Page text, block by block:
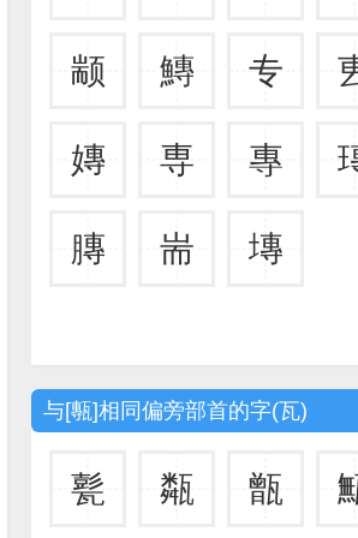
颛 鱄 专
嫥 専 專
膞 耑 塼
与[甎]相同偏旁部首的字(瓦)
甏 甐 甑